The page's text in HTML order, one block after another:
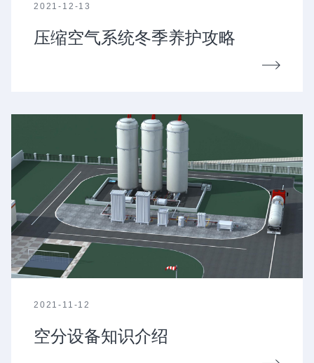
2021-12-13
压缩空气系统冬季养护攻略
2021-11-12
空分设备知识介绍